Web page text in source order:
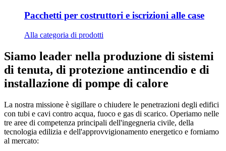
Pacchetti per costruttori e iscrizioni alle case
Alla categoria di prodotti
Siamo leader nella produzione di sistemi
di tenuta, di protezione antincendio e di
installazione di pompe di calore
La nostra missione è sigillare o chiudere le penetrazioni degli edifici
con tubi e cavi contro acqua, fuoco e gas di scarico. Operiamo nelle
tre aree di competenza principali dell'ingegneria civile, della
tecnologia edilizia e dell'approvvigionamento energetico e forniamo
al mercato: